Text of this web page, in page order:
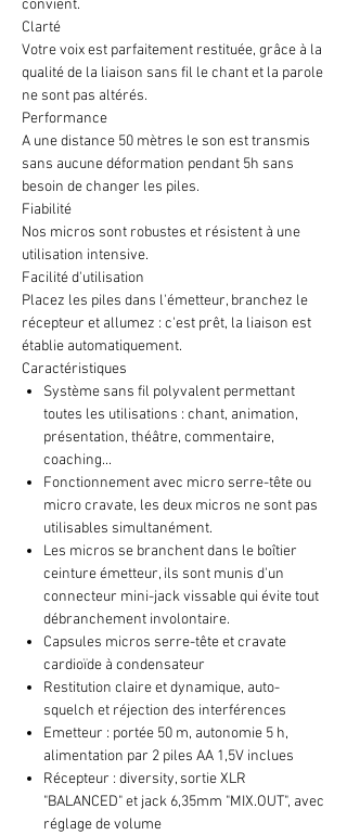
convient.
Clarté
Votre voix est parfaitement restituée, grâce à la
qualité de la liaison sans fil le chant et la parole
ne sont pas altérés.
Performance
A une distance 50 mètres le son est transmis
sans aucune déformation pendant 5h sans
besoin de changer les piles.
Fiabilité
Nos micros sont robustes et résistent à une
utilisation intensive.
Facilité d'utilisation
Placez les piles dans l'émetteur, branchez le
récepteur et allumez : c'est prêt, la liaison est
établie automatiquement.
Caractéristiques
Système sans fil polyvalent permettant
toutes les utilisations : chant, animation,
présentation, théâtre, commentaire,
coaching...
Fonctionnement avec micro serre-tête ou
micro cravate, les deux micros ne sont pas
utilisables simultanément.
Les micros se branchent dans le boîtier
ceinture émetteur, ils sont munis d'un
connecteur mini-jack vissable qui évite tout
débranchement involontaire.
Capsules micros serre-tête et cravate
cardioïde à condensateur
Restitution claire et dynamique, auto-
squelch et réjection des interférences
Emetteur : portée 50 m, autonomie 5 h,
alimentation par 2 piles AA 1,5V inclues
Récepteur : diversity, sortie XLR
"BALANCED" et jack 6,35mm "MIX.OUT", avec
réglage de volume